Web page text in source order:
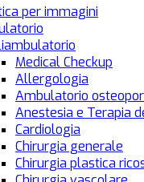
per immagini
Medical Checkup
Allergologia
Ambulatorio
Anestesia e Terapia
Cardiologia
Chirurgia generale
Chirurgia plastica